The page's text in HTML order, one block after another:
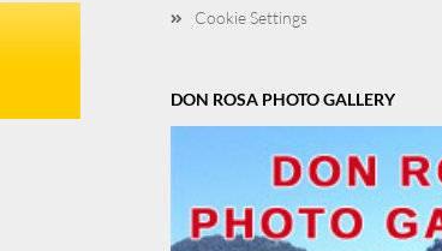
Cookie Settings
DON ROSA PHOTO GALLERY